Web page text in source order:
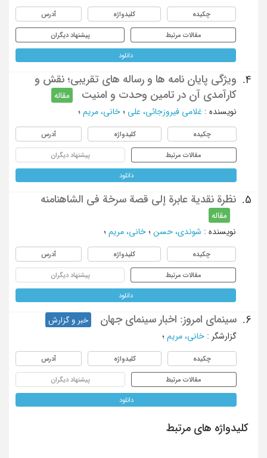
چکیده کلیدواژه آدرس
مقالات مرتبط پیشنهاد دیگران
دانلود
4.
ویژگی پایان نامه ها و رساله های تقریبی؛ نقش و
کارآمدی آن در تامین وحدت و امنیت
مقاله
نویسنده : غلامی فیروزجائی، علی ؛ خانی، مریم ؛
چکیده کلیدواژه آدرس
مقالات مرتبط پیشنهاد دیگران
دانلود
5. نظرة نقدیة عابرة إلی قصة سرخة فی الشاهنامنه
مقاله
نویسنده : شوندی، حسن ؛ خانی، مریم ؛
چکیده کلیدواژه آدرس
مقالات مرتبط پیشنهاد دیگران
دانلود
6. سینمای امروز: اخبار سینمای جهان
خبر و گزارش
گزارشگر : خانی، مریم ؛
چکیده کلیدواژه آدرس
مقالات مرتبط پیشنهاد دیگران
دانلود
کلیدواژه های مرتبط